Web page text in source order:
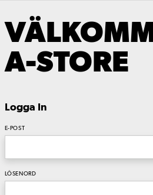
A-STORE
Logga In
E-POST
LÖSENORD